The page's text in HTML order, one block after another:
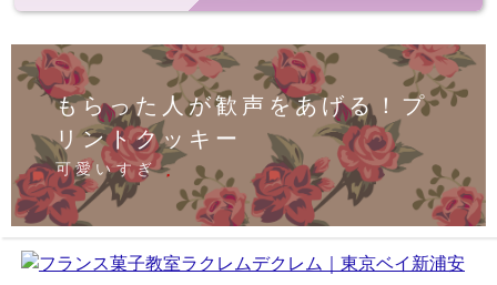
もらった人が歓声をあげる！プ
リントクッキー
可愛いすぎ